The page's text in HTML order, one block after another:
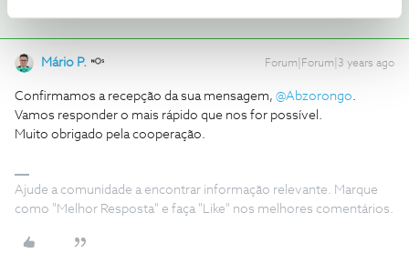
Mário P. Forum|Forum|3 years ago
Confirmamos a recepção da sua mensagem, @Abzorongo.
Vamos responder o mais rápido que nos for possível.
Muito obrigado pela cooperação.
Ajude a comunidade a encontrar informação relevante. Marque
como "Melhor Resposta" e faça "Like" nos melhores comentários.